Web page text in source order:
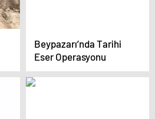
Beypazarı’nda Tarihi
Eser Operasyonu